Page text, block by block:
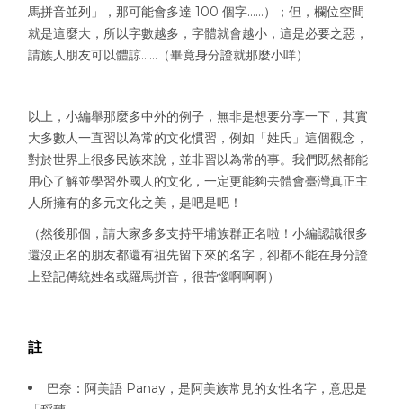
馬拼音並列」，那可能會多達 100 個字……）；但，欄位空間
就是這麼大，所以字數越多，字體就會越小，這是必要之惡，
請族人朋友可以體諒……（畢竟身分證就那麼小咩）
以上，小編舉那麼多中外的例子，無非是想要分享一下，其實
大多數人一直習以為常的文化慣習，例如「姓氏」這個觀念，
對於世界上很多民族來說，並非習以為常的事。我們既然都能
用心了解並學習外國人的文化，一定更能夠去體會臺灣真正主
人所擁有的多元文化之美，是吧是吧！
（然後那個，請大家多多支持平埔族群正名啦！小編認識很多
還沒正名的朋友都還有祖先留下來的名字，卻都不能在身分證
上登記傳統姓名或羅馬拼音，很苦惱啊啊啊）
註
巴奈：阿美語 Panay，是阿美族常見的女性名字，意思是